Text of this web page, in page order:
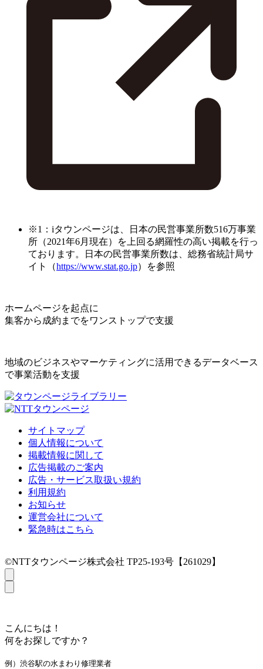
※1：iタウンページは、日本の民営事業所数516万事業
所（2021年6月現在）を上回る網羅性の高い掲載を行っ
ております。日本の民営事業所数は、総務省統計局サ
イト（https://www.stat.go.jp）を参照
ホームページを起点に
集客から成約までをワンストップで支援
地域のビジネスやマーケティングに活用できるデータベース
で事業活動を支援
サイトマップ
個人情報について
掲載情報に関して
広告掲載のご案内
広告・サービス取扱い規約
利用規約
お知らせ
運営会社について
緊急時はこちら
©NTTタウンページ株式会社 TP25-193号【261029】
こんにちは！
何をお探しですか？
例）渋谷駅の水まわり修理業者